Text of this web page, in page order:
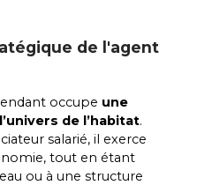
de l'agent
occupe une
de l’habitat.
salarié, il exerce
tout en étant
ou à une structure